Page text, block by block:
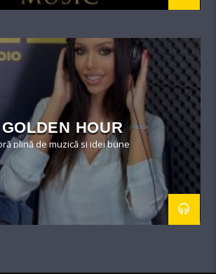
GOLDEN HOUR
plină de muzică si idei bune